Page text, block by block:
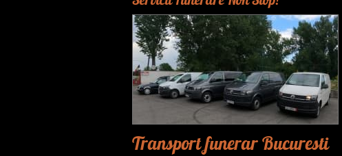
Transport funerar Bucuresti